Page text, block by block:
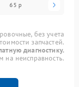
65 р
без учета
запчастей.
диагностику.
на неисправность.